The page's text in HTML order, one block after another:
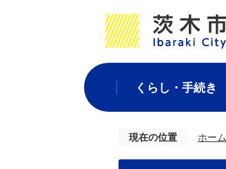
くらし・手続き
現在の位置 ホーム